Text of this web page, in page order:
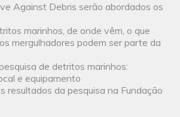
Against Debris serão abordados os
marinhos, de onde vêm, o que
mergulhadores podem ser parte da
de detritos marinhos:
e equipamento
resultados da pesquisa na Fundação